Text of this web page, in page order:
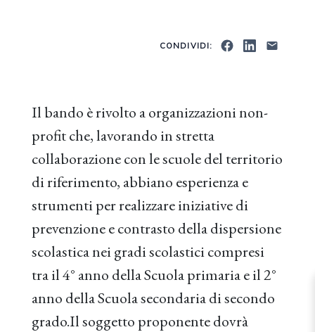
CONDIVIDI:
Il bando è rivolto a organizzazioni non-
profit che, lavorando in stretta
collaborazione con le scuole del territorio
di riferimento, abbiano esperienza e
strumenti per realizzare iniziative di
prevenzione e contrasto della dispersione
scolastica nei gradi scolastici compresi
tra il 4° anno della Scuola primaria e il 2°
anno della Scuola secondaria di secondo
grado.Il soggetto proponente dovrà